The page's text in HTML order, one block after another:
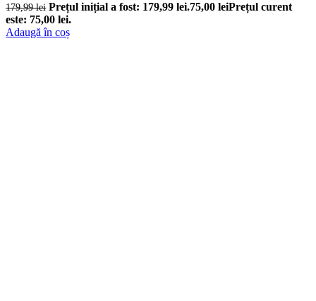
179,99lei Prețul inițial a fost: 179,99 lei.75,00 leiPrețul curent
este: 75,00 lei.
Adaugă în coș